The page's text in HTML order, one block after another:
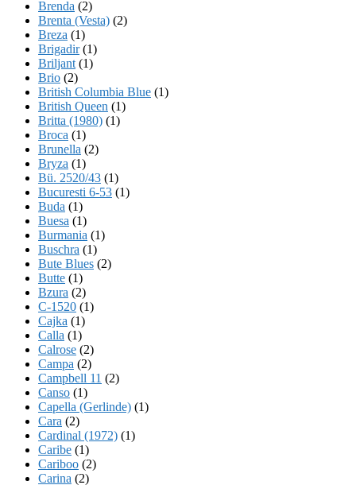
Brenda (2)
Brenta (Vesta) (2)
Breza (1)
Brigadir(1)
Briljant (1)
Brio (2)
British Columbia Blue (1)
British Queen (1)
Britta (1980) (1)
Broca (1)
Brunella (2)
Bryza (1)
Bü. 2520/43 (1)
Bucuresti 6-53 (1)
Buda (1)
Buesa (1)
Burmania (1)
Buschra (1)
Bute Blues (2)
Butte (1)
Bzura (2)
C-1520 (1)
Cajka (1)
Calla (1)
Calrose (2)
Campa (2)
Campbell 11 (2)
Canso (1)
Capella (Gerlinde) (1)
Cara (2)
Cardinal (1972) (1)
Caribe (1)
Cariboo (2)
Carina (2)